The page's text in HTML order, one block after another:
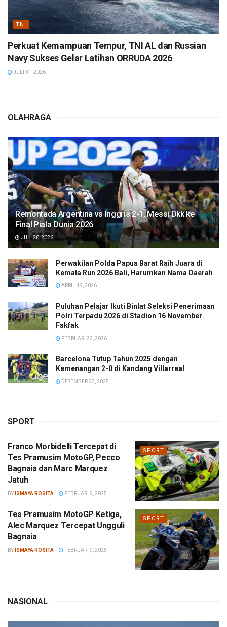
TNI
Perkuat Kemampuan Tempur, TNI AL dan Russian
Navy Sukses Gelar Latihan ORRUDA 2026
JULI 31, 2026
OLAHRAGA
Remontada Argentina vs Inggris 2-1, Messi Dkk ke
Final Piala Dunia 2026
JULI 20, 2026
Perwakilan Polda Papua Barat Raih Juara di
Kemala Run 2026 Bali, Harumkan Nama Daerah
APRIL 19, 2026
Puluhan Pelajar Ikuti Binlat Seleksi Penerimaan
Polri Terpadu 2026 di Stadion 16 November
Fakfak
FEBRUARI 22, 2026
Barcelona Tutup Tahun 2025 dengan
Kemenangan 2-0 di Kandang Villarreal
DESEMBER 23, 2025
SPORT
SPORT
Franco Morbidelli Tercepat di
Tes Pramusim MotoGP, Pecco
Bagnaia dan Marc Marquez
Jatuh
BY ISMAYA ROSITA FEBRUARI 9, 2025
SPORT
Tes Pramusim MotoGP Ketiga,
Alec Marquez Tercepat Ungguli
Bagnaia
BY ISMAYA ROSITA FEBRUARI 9, 2025
NASIONAL